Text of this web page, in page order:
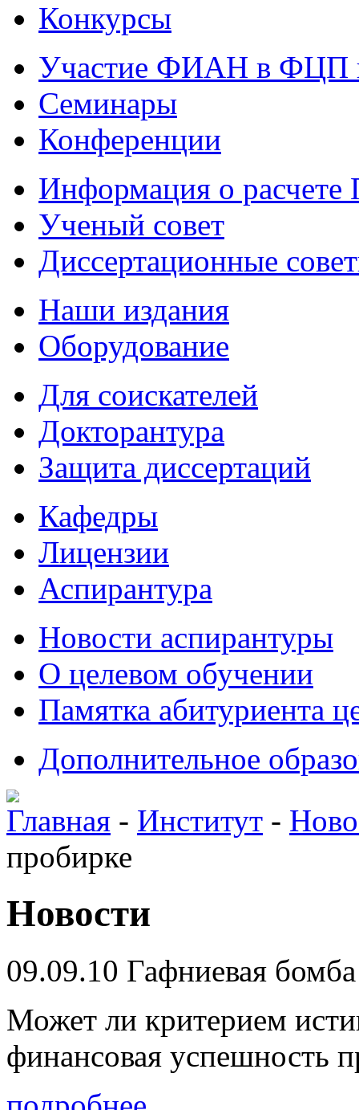
Конкурсы
Участие ФИАН в ФЦП
Семинары
Конференции
Информация о
Ученый совет
Диссертационные
Наши издания
Оборудование
Для соискателей
Докторантура
Защита диссертаций
Кафедры
Лицензии
Аспирантура
Новости аспирантуры
О целевом обучении
Памятка абитуриента
Дополнительное
Главная - Институт -
пробирке
Новости
09.09.10 Гафниевая
Может ли критерием
финансовая успешность